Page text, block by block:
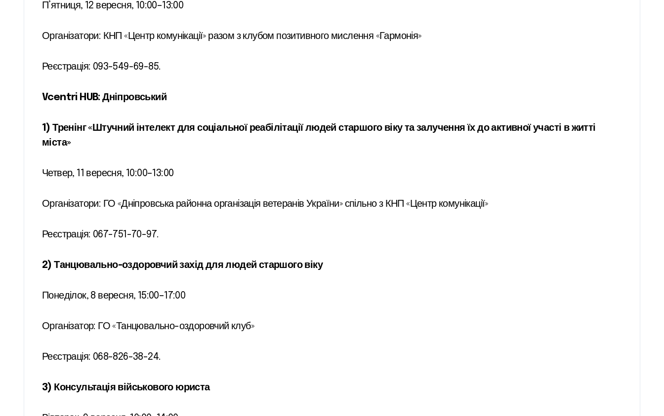
П’ятниця, 12 вересня, 10:00–13:00
Організатори: КНП «Центр комунікації» разом з клубом позитивного мислення «Гармонія»
Реєстрація: 093-549-69-85.
Vcentri HUB: Дніпровський
1) Тренінг «Штучний інтелект для соціальної реабілітації людей старшого віку та залучення їх до активної участі в житті
міста»
Четвер, 11 вересня, 10:00–13:00
Організатори: ГО «Дніпровська районна організація ветеранів України» спільно з КНП «Центр комунікації»
Реєстрація: 067-751-70-97.
2) Танцювально-оздоровчий захід для людей старшого віку
Понеділок, 8 вересня, 15:00–17:00
Організатор: ГО «Танцювально-оздоровчий клуб»
Реєстрація: 068-826-38-24.
3) Консультація військового юриста